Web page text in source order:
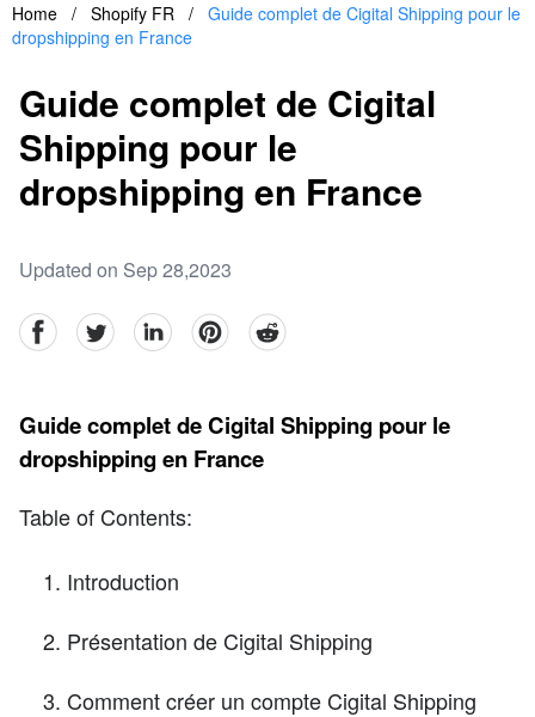
Home / Shopify FR / Guide complet de Cigital Shipping pour le
dropshipping en France
Guide complet de Cigital
Shipping pour le
dropshipping en France
Updated on Sep 28,2023
facebookTwitter linkedinpinterestreddit
Guide complet de Cigital Shipping pour le
dropshipping en France
Table of Contents:
Introduction
Présentation de Cigital Shipping
Comment créer un compte Cigital Shipping